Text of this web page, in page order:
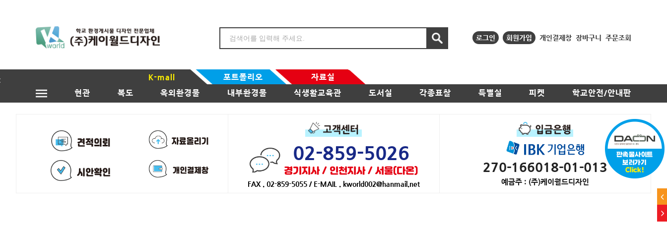
로그인 회원가입 개인결제창 장바구니 주문조회
K-mall 포트폴리오
자료실
현관
복도 옥외환경물 내부환경물 식생활교육관 도서실 각종표찰 특별실 피켓 학교안전/안내판
02-859-5026
경기지사 / 인천지사 / 서울(다온)
FAX . 02-859-5055 / E-MAIL . kworld002@hanmail.net
270-166018-01-013
예금주 : (주)케이월드디자인
<
>